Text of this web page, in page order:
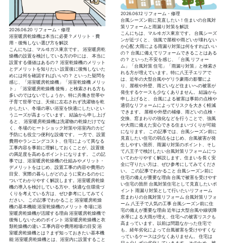
2026.06.20 リフォーム・修理
浴室暖房乾燥機は本当に必要？メリット・費
用・後悔しない選び方を解説
こんにちは、マルヰガス東京です。 浴室暖房乾
燥機の設置を検討している方の中には、 本当に
設置する価値はあるの？ 浴室乾燥機のメリット
とデメリットを知りたい 設置後に後悔しないた
めには何を確認すればいいの？ といった疑問を
感じ、「浴室暖房乾燥機」「浴室乾燥機 メリッ
ト」「浴室暖房乾燥機 後悔」と検索される方も
多いのではないでしょうか。特に共働き世帯や
子育て世帯では、天候に左右されず洗濯物を乾
かしたい、冬場の寒い浴室を快適にしたいとい
うニーズが高まっています。 結論から申し上げ
ると、 浴室暖房乾燥機は洗濯物の乾燥だけでな
く、冬場のヒートショック対策や浴室内のカビ
予防にも役立つ便利な設備です。 一方で、設置
費用やランニングコスト、住宅によって異なる
工事内容を事前に理解しておくことが、設置後
の満足度を高めるポイントになります。 この記
事では、浴室暖房乾燥機の仕組みやメリット・
デメリットをはじめ、設置工事の内容や費用の
目安、実際の暮らしがどのように変わるのかに
ついてわかりやすく解説します。浴室暖房乾燥
機の導入を検討している方や、快適な住環境づ
くりを考えている方は、ぜひ参考にしてみてく
ださい。 この記事でわかること 浴室暖房乾燥
機の基本機能 浴室乾燥機のメリット 冬場に浴
室暖房乾燥機が活躍する理由 浴室暖房乾燥機で
後悔しないためのポイント 浴室暖房乾燥機と衣
類乾燥機の違い 工事内容や費用相場の目安 浴
室暖房乾燥機とは？まず知っておきたい基本機
能 浴室暖房乾燥機とは、浴室内に設置すること
2026.06.12 リフォーム・修理
台風シーズン前に見直したい！住まいの台風対
策リフォームと雨漏り対策を解説
こんにちは、マルヰガス東京です。 台風シーズ
ンが近づくと、 強風で屋根や雨どいが壊れない
か心配 大雨による雨漏り対策は何をすればいい
の？ 台風に備えてリフォームできることはある
の？ といった不安を感じ、「台風 リフォー
ム」「台風対策 住宅」「雨漏り対策」と検索さ
れる方が増えています。特に八王子エリアで
は、近年の大型台風やゲリラ豪雨の影響によ
り、屋根や外壁、雨どいなど住まいへの被害が
発生するケースも少なくありません。 結論から
申し上げると、 台風による被害は事前の点検や
適切なリフォームによってリスクを大きく軽減
できます。 屋根や外壁の補修、雨どいの点検・
交換、窓まわりの強化などを行うことで、強風
や大雨に備えた安心できる住まいづくりが可能
になります。 この記事では、台風シーズン前に
見直したい住宅の弱点をはじめ、台風被害が発
生しやすい箇所、雨漏り対策のポイント、そし
て八王子で検討したい台風対策リフォームにつ
いてわかりやすく解説します。住まいを長く安
全に守りたい方は、ぜひ参考にしてみてくださ
い。 この記事でわかること 台風シーズン前に
住宅の備えが重要な理由 台風で被害を受けやす
い住宅の箇所 台風対策住宅として見直したいポ
イント 雨漏り対策として行いたいリフォーム
窓まわりの台風対策リフォーム 台風対策リフォ
ーム 八王子で人気の工事 台風シーズン前に住
宅の備えが重要な理由 近年は大型台風や線状降
水帯による大雨が増え、住宅への被害リスクも
高まっています。以前は問題なかった住宅で
も、経年劣化によって台風被害を受けやすくな
っているケースは少なくありません。 住宅は